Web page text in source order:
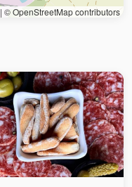
| © OpenStreetMap contributors